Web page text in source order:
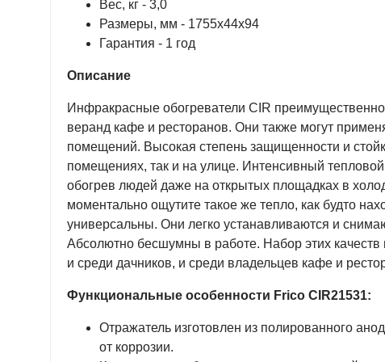
Вес, кг - 3,0
Размеры, мм - 1755х44х94
Гарантия - 1 год
Описание
Инфракрасные обогреватели CIR
веранд кафе и ресторанов. Они также могут
помещений. Высокая степень защищенности и
помещениях, так и на улице. Интенсивный
обогрев людей даже на открытых площадках в
моментально ощутите такое же тепло, как будто
универсальны. Они легко устанавливаются и
Абсолютно бесшумны в работе. Набор этих
и среди дачников, и среди владельцев кафе и
Функциональные особенности Frico CIR21531:
Отражатель изготовлен из полированного
от коррозии.